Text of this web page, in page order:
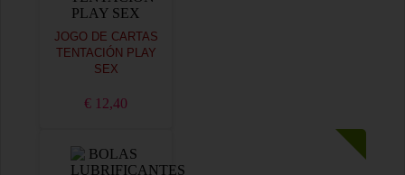
JOGO DE CARTAS
TENTACIÓN PLAY
SEX
€ 12,40